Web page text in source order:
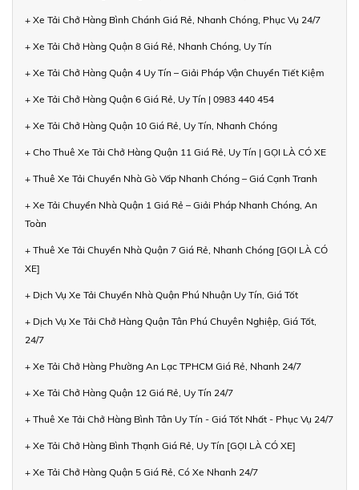
+ Xe Tải Chở Hàng Bình Chánh Giá Rẻ, Nhanh Chóng, Phục Vụ 24/7
+ Xe Tải Chở Hàng Quận 8 Giá Rẻ, Nhanh Chóng, Uy Tín
+ Xe Tải Chở Hàng Quận 4 Uy Tín – Giải Pháp Vận Chuyển Tiết Kiệm
+ Xe Tải Chở Hàng Quận 6 Giá Rẻ, Uy Tín | 0983 440 454
+ Xe Tải Chở Hàng Quận 10 Giá Rẻ, Uy Tín, Nhanh Chóng
+ Cho Thuê Xe Tải Chở Hàng Quận 11 Giá Rẻ, Uy Tín | GỌI LÀ CÓ XE
+ Thuê Xe Tải Chuyển Nhà Gò Vấp Nhanh Chóng – Giá Cạnh Tranh
+ Xe Tải Chuyển Nhà Quận 1 Giá Rẻ – Giải Pháp Nhanh Chóng, An
Toàn
+ Thuê Xe Tải Chuyển Nhà Quận 7 Giá Rẻ, Nhanh Chóng [GỌI LÀ CÓ
XE]
+ Dịch Vụ Xe Tải Chuyển Nhà Quận Phú Nhuận Uy Tín, Giá Tốt
+ Dịch Vụ Xe Tải Chở Hàng Quận Tân Phú Chuyên Nghiệp, Giá Tốt,
24/7
+ Xe Tải Chở Hàng Phường An Lạc TPHCM Giá Rẻ, Nhanh 24/7
+ Xe Tải Chở Hàng Quận 12 Giá Rẻ, Uy Tín 24/7
+ Thuê Xe Tải Chở Hàng Bình Tân Uy Tín - Giá Tốt Nhất - Phục Vụ 24/7
+ Xe Tải Chở Hàng Bình Thạnh Giá Rẻ, Uy Tín [GỌI LÀ CÓ XE]
+ Xe Tải Chở Hàng Quận 5 Giá Rẻ, Có Xe Nhanh 24/7